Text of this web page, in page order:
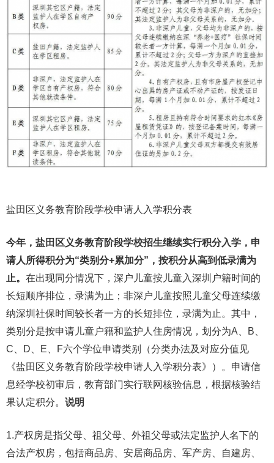
盐田区义务教育阶段学校申请人入学积分表
今年，盐田区义务教育阶段学校招生继续实行积分入学，申
请人所得积分为“类别分+累加分”，按积分从高到低录满为
止。 在出现同分情况下，深户儿童按儿童入深圳户籍时间的
长短顺序排位，录满为止；非深户儿童按照儿童父母连续缴
纳深圳社保时间较长者一方的长短排位，录满为止。其中，
类别分是按申请儿童户籍和监护人住房情况，划分为A、B、
C、D、E、F六个学位申请类别（分类办法及对应分值见
《盐田区义务教育阶段学校申请人入学积分表》）。申请信
息经学校初审后，教育部门实行联网核验信息，根据核验结
果认定积分。 说明
1.产权房是指父母、祖父母、外祖父母或法定监护人名下的
合法产权房，包括商品房、安居商品房、军产房、自建房、